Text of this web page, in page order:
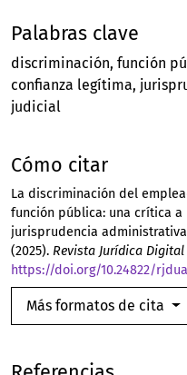
Palabras clave
discriminación función
confianza legítima
judicial
Cómo citar
La discriminación del
función pública: una crítica
jurisprudencia
(2025). Revista Jurídica Digital
https://doi.org/10.24822/
Más formatos de cita